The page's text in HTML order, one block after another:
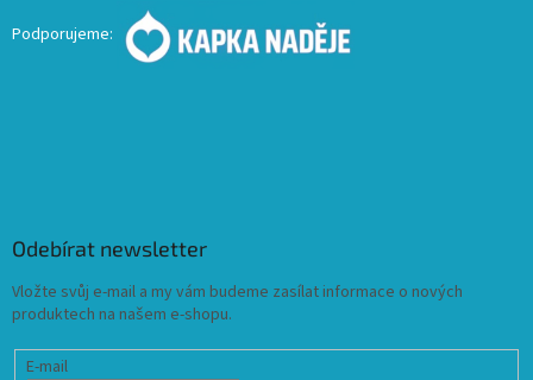
Podporujeme:
Odebírat newsletter
Vložte svůj e-mail a my vám budeme zasílat informace o nových
produktech na našem e-shopu.
E-mail